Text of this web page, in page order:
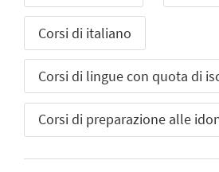
Corsi di italiano
Corsi di lingue con quota di
Corsi di preparazione alle